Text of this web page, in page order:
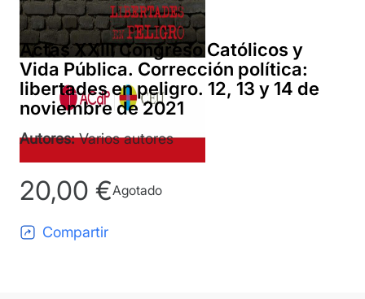
Actas XXIII Congreso Católicos y
Vida Pública. Corrección política:
libertades en peligro. 12, 13 y 14 de
noviembre de 2021
Autores:Varios autores
20,00 €Agotado
Compartir